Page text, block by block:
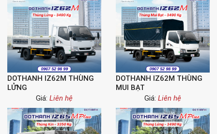
DOTHANH IZ62M THÙNG
LỬNG
Giá: Liên hệ
DOTHANH IZ62M THÙNG
MUI BẠT
Giá: Liên hệ